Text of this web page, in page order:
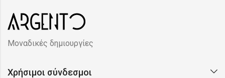
Μοναδικές δημιουργίες
Χρήσιμοι σύνδεσμοι